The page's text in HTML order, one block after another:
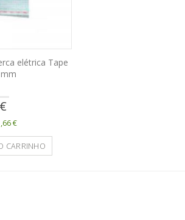
elétrica Tape
€
CARRINHO